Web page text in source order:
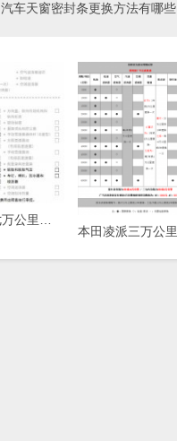
汽车天窗密封条更换方法有哪些